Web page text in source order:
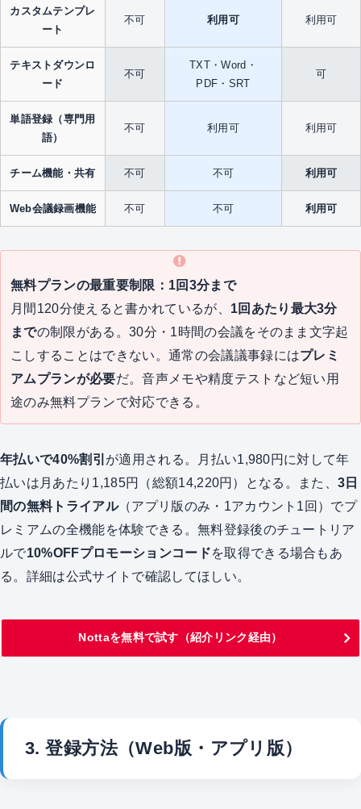
カスタムテンプレ
ート
不可 利用可 利用可
テキストダウンロ
ード
不可
TXT・Word・
PDF・SRT
可
単語登録（専門用
語）
不可 利用可 利用可
チーム機能・共有 不可 不可 利用可
Web会議録画機能 不可 不可 利用可
無料プランの最重要制限：1回3分まで
月間120分使えると書かれているが、 1回あたり最大3分
までの制限がある。30分・1時間の会議をそのまま文字起
こしすることはできない。通常の会議議事録にはプレミ
アムプランが必要だ。音声メモや精度テストなど短い用
途のみ無料プランで対応できる。
年払いで40%割引 が適用される。月払い1,980円に対して年
払いは月あたり1,185円（総額14,220円）となる。また、3日
間の無料トライアル（アプリ版のみ・1アカウント1回）でプ
レミアムの全機能を体験できる。無料登録後のチュートリア
ルで10%OFFプロモーションコードを取得できる場合もあ
る。詳細は公式サイトで確認してほしい。
Nottaを無料で試す（紹介リンク経由）
3. 登録方法（Web版・アプリ版）